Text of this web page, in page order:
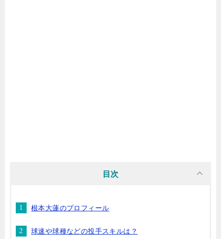
目次
根本大蓮のプロフィール
球速や球種などの投手スキルは？